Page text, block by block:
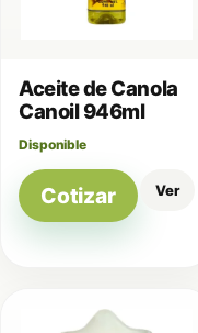
Aceite de Canola
Canoil 946ml
Disponible
Cotizar Ver